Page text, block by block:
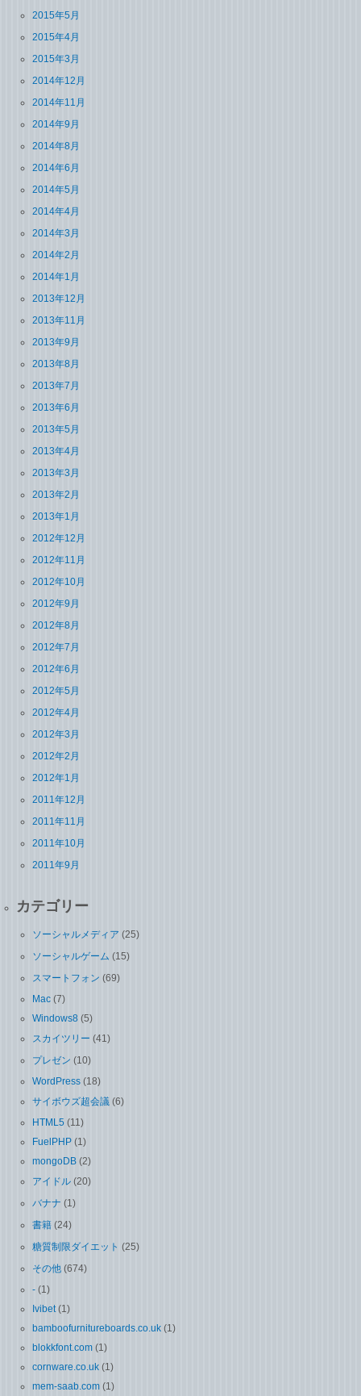
2015年5月
2015年4月
2015年3月
2014年12月
2014年11月
2014年9月
2014年8月
2014年6月
2014年5月
2014年4月
2014年3月
2014年2月
2014年1月
2013年12月
2013年11月
2013年9月
2013年8月
2013年7月
2013年6月
2013年5月
2013年4月
2013年3月
2013年2月
2013年1月
2012年12月
2012年11月
2012年10月
2012年9月
2012年8月
2012年7月
2012年6月
2012年5月
2012年4月
2012年3月
2012年2月
2012年1月
2011年12月
2011年11月
2011年10月
2011年9月
カテゴリー
ソーシャルメディア (25)
ソーシャルゲーム (15)
スマートフォン (69)
Mac (7)
Windows8 (5)
スカイツリー (41)
プレゼン (10)
WordPress (18)
サイボウズ超会議 (6)
HTML5 (11)
FuelPHP (1)
mongoDB (2)
アイドル (20)
バナナ (1)
書籍 (24)
糖質制限ダイエット (25)
その他 (674)
- (1)
Ivibet (1)
bamboofurnitureboards.co.uk (1)
blokkfont.com (1)
cornware.co.uk (1)
mem-saab.com (1)